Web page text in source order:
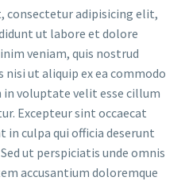
consectetur adipisicing elit,
ut labore et dolore
veniam, quis nostrud
ut aliquip ex ea commodo
in voluptate velit esse cillum
Excepteur sint occaecat
culpa qui officia deserunt
ut perspiciatis unde omnis
accusantium doloremque